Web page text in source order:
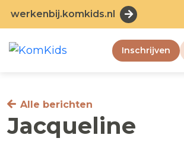
werkenbij.komkids.nl
Inschrijven
Alle berichten
Jacqueline